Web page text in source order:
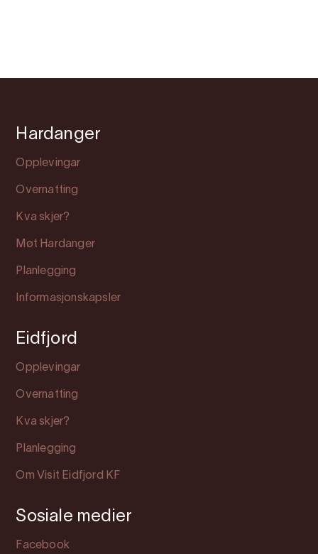
Hardanger
Opplevingar
Overnatting
Kva skjer?
Møt Hardanger
Planlegging
Informasjonskapsler
Eidfjord
Opplevingar
Overnatting
Kva skjer?
Planlegging
Om Visit Eidfjord KF
Sosiale medier
Facebook